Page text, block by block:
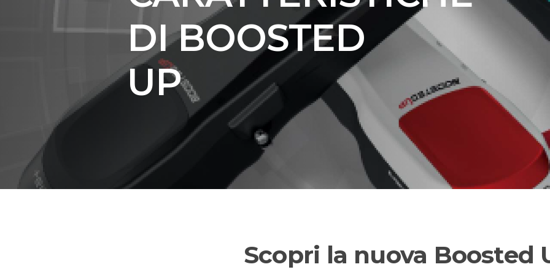
Lame
Ricambi tutti i modelli
Scopri tutti i prodotti
DI BOOSTED
UP
Scopri la nuova Boosted